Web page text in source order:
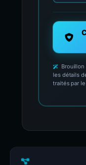
Brouillon
les détails
traités par